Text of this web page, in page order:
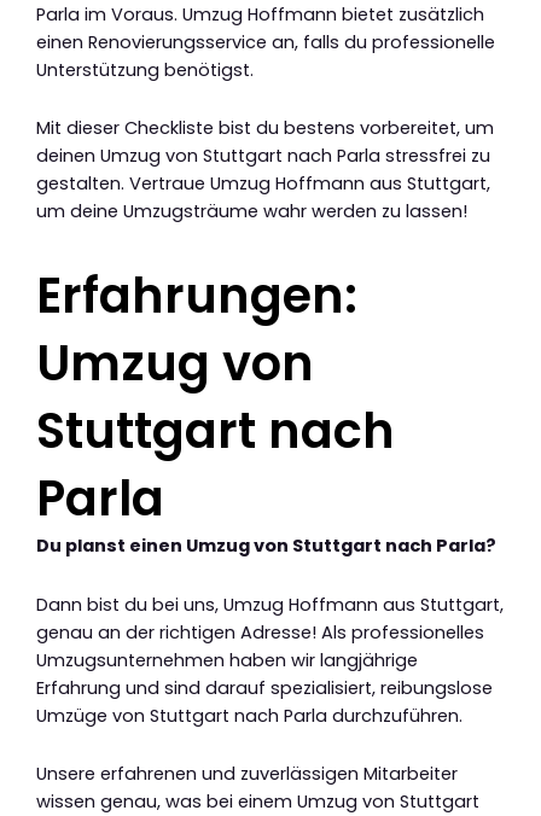
Parla im Voraus. Umzug Hoffmann bietet zusätzlich
einen Renovierungsservice an, falls du professionelle
Unterstützung benötigst.
Mit dieser Checkliste bist du bestens vorbereitet, um
deinen Umzug von Stuttgart nach Parla stressfrei zu
gestalten. Vertraue Umzug Hoffmann aus Stuttgart,
um deine Umzugsträume wahr werden zu lassen!
Erfahrungen:
Umzug von
Stuttgart nach
Parla
Du planst einen Umzug von Stuttgart nach Parla?
Dann bist du bei uns, Umzug Hoffmann aus Stuttgart,
genau an der richtigen Adresse! Als professionelles
Umzugsunternehmen haben wir langjährige
Erfahrung und sind darauf spezialisiert, reibungslose
Umzüge von Stuttgart nach Parla durchzuführen.
Unsere erfahrenen und zuverlässigen Mitarbeiter
wissen genau, was bei einem Umzug von Stuttgart